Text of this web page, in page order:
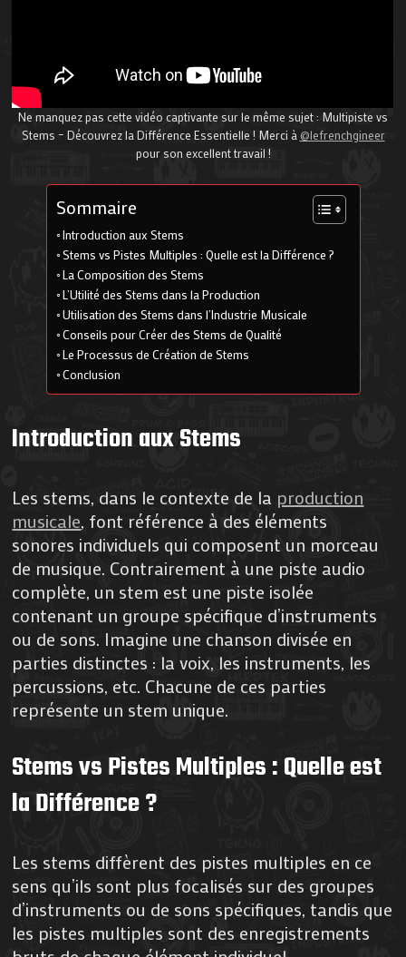
Ne manquez pas cette vidéo captivante sur le même sujet : Multipiste vs
Stems – Découvrez la Différence Essentielle ! Merci à @lefrenchgineer
pour son excellent travail !
Sommaire
Introduction aux Stems
Stems vs Pistes Multiples : Quelle est la Différence ?
La Composition des Stems
L’Utilité des Stems dans la Production
Utilisation des Stems dans l’Industrie Musicale
Conseils pour Créer des Stems de Qualité
Le Processus de Création de Stems
Conclusion
Introduction aux Stems
Les stems, dans le contexte de la production
musicale, font référence à des éléments
sonores individuels qui composent un morceau
de musique. Contrairement à une piste audio
complète, un stem est une piste isolée
contenant un groupe spécifique d’instruments
ou de sons. Imagine une chanson divisée en
parties distinctes : la voix, les instruments, les
percussions, etc. Chacune de ces parties
représente un stem unique.
Stems vs Pistes Multiples : Quelle est
la Différence ?
Les stems diffèrent des pistes multiples en ce
sens qu’ils sont plus focalisés sur des groupes
d’instruments ou de sons spécifiques, tandis que
les pistes multiples sont des enregistrements